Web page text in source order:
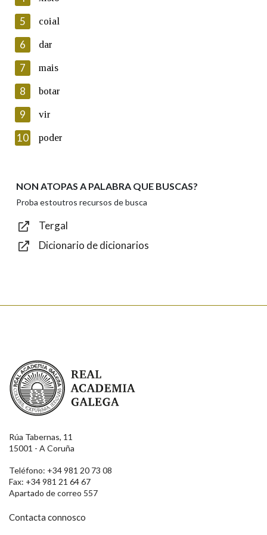
Lin e acepto as condicións da política de
Introduce o código que aparece na imaxe:
Texto de verificación
Enviar
5 coial
6 dar
7 mais
8 botar
9 vir
10 poder
NON ATOPAS A PALABRA QUE BUSCAS?
Proba estoutros recursos de busca
Tergal
Dicionario de dicionarios
Real Academia Galega
Rúa Tabernas, 11
15001 - A Coruña
Teléfono: +34 981 20 73 08
Fax: +34 981 21 64 67
Apartado de correo 557
Contacta connosco